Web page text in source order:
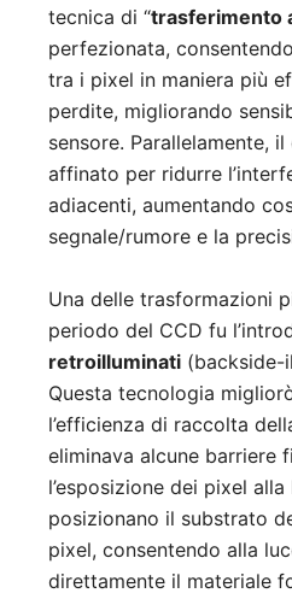
tecnica di “trasferimento
perfezionata,
tra i pixel in maniera più
perdite, migliorando
sensore. Parallelamente,
affinato per ridurre
adiacenti, aumentando
segnale/rumore e la
Una delle trasformazioni
periodo del CCD fu
retroilluminati (backside-
Questa tecnologia
l’efficienza di raccolta
eliminava alcune barriere
l’esposizione dei pixel
posizionano il substrato
pixel, consentendo alla
direttamente il materiale